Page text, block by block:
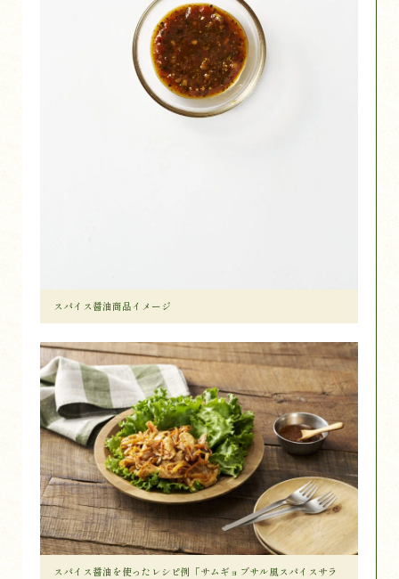
スパイス醤油商品イメージ
スパイス醤油を使ったレシピ例「サムギョプサル風スパイスサラ